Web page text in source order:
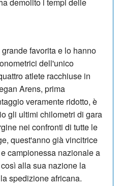
favorita e lo hanno
dell'unico
atlete racchiuse in
Arens, prima
veramente ridotto, è
gli ultimi chilometri di gara
nei confronti di tutte le
quest'anno già vincitrice
campionessa nazionale a
alla sua nazione la
spedizione africana.